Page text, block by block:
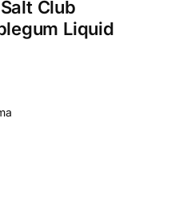
Club
Liquid